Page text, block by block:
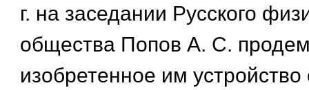
г. на заседании Русского
общества Попов А. С.
изобретенное им устройство